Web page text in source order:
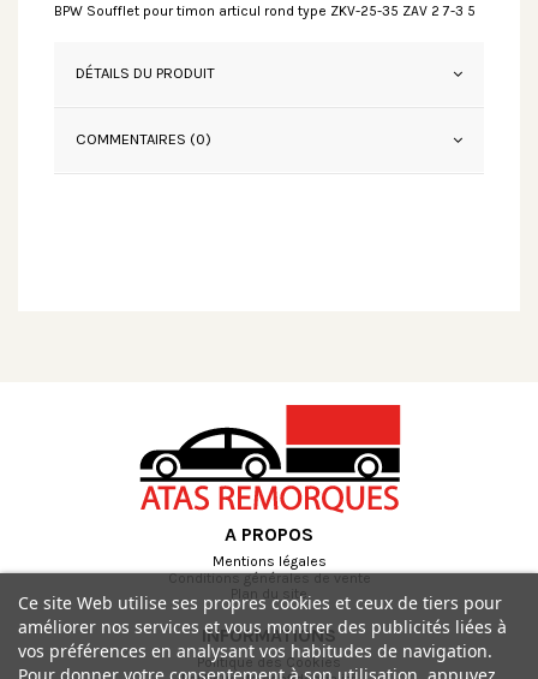
BPW Soufflet pour timon articul rond type ZKV-25-35 ZAV 2 7-3 5
DÉTAILS DU PRODUIT
COMMENTAIRES (0)
A PROPOS
Mentions légales
Conditions générales de vente
Plan du site
INFORMATIONS
Politique des Cookies
Ce site Web utilise ses propres cookies et ceux de tiers pour
améliorer nos services et vous montrer des publicités liées à
vos préférences en analysant vos habitudes de navigation.